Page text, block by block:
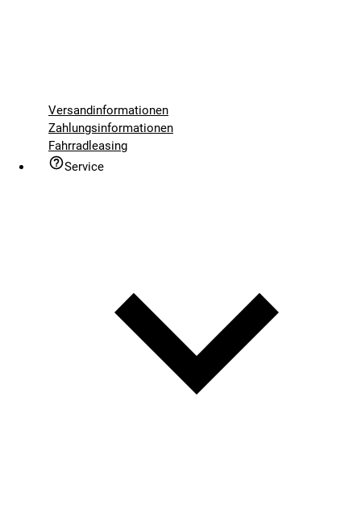
Versandinformationen
Zahlungsinformationen
Fahrradleasing
Service